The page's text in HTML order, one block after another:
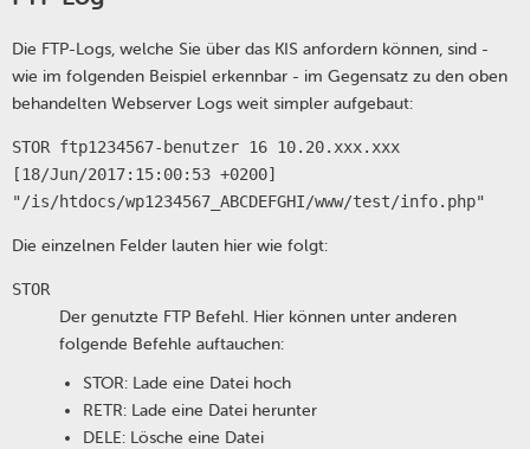
Die FTP-Logs, welche Sie über das KIS anfordern können, sind -
wie im folgenden Beispiel erkennbar - im Gegensatz zu den oben
behandelten Webserver Logs weit simpler aufgebaut:
STOR ftp1234567-benutzer 16 10.20.xxx.xxx
[18/Jun/2017:15:00:53 +0200]
"/is/htdocs/wp1234567_ABCDEFGHI/www/test/info.php"
Die einzelnen Felder lauten hier wie folgt:
STOR
Der genutzte FTP Befehl. Hier können unter anderen
folgende Befehle auftauchen:
STOR: Lade eine Datei hoch
RETR: Lade eine Datei herunter
DELE: Lösche eine Datei